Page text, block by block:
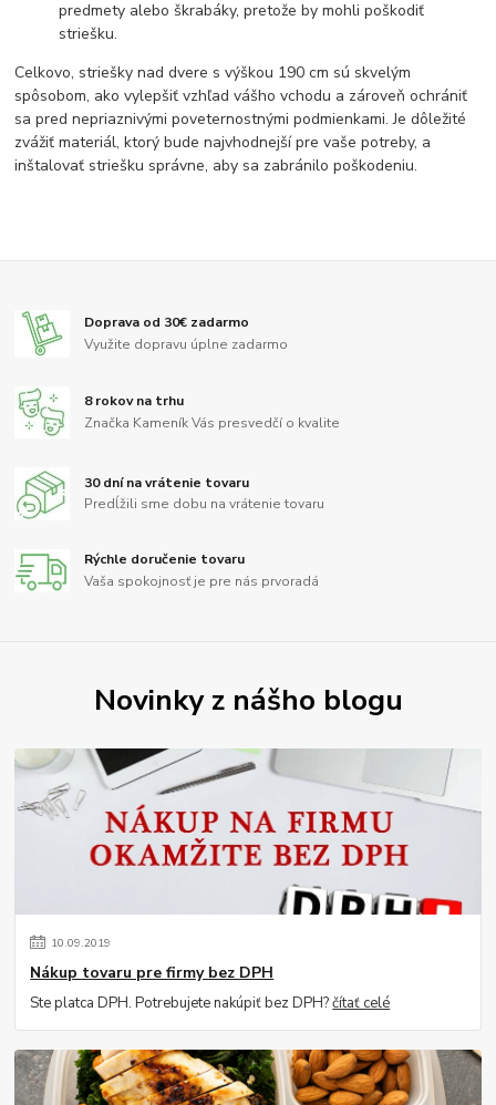
predmety alebo škrabáky, pretože by mohli poškodiť
striešku.
Celkovo, striešky nad dvere s výškou 190 cm sú skvelým
spôsobom, ako vylepšiť vzhľad vášho vchodu a zároveň ochrániť
sa pred nepriaznivými poveternostnými podmienkami. Je dôležité
zvážiť materiál, ktorý bude najvhodnejší pre vaše potreby, a
inštalovať striešku správne, aby sa zabránilo poškodeniu.
Doprava od 30€ zadarmo
Využite dopravu úplne zadarmo
8 rokov na trhu
Značka Kameník Vás presvedčí o kvalite
30 dní na vrátenie tovaru
Predĺžili sme dobu na vrátenie tovaru
Rýchle doručenie tovaru
Vaša spokojnosť je pre nás prvoradá
Novinky z nášho blogu
10.09.2019
Nákup tovaru pre firmy bez DPH
Ste platca DPH. Potrebujete nakúpiť bez DPH?čítať celé